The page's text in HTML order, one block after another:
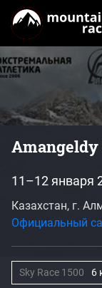
Amangeldy
11–12 января
Казахстан, г.
Официальный
Sky Race 1500 6